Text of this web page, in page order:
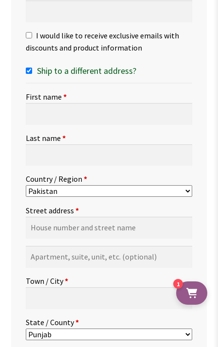
I would like to receive exclusive emails with
discounts and product information
Ship to a different address?
First name *
Last name *
Country / Region *
Street address *
suite,
etc.(optional)
Town / City*
State / County*
1